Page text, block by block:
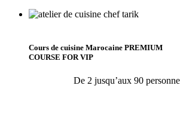
Cours de cuisine Marocaine PREMIUM
COURSE FOR VIP
De 2 jusqu’aux 90